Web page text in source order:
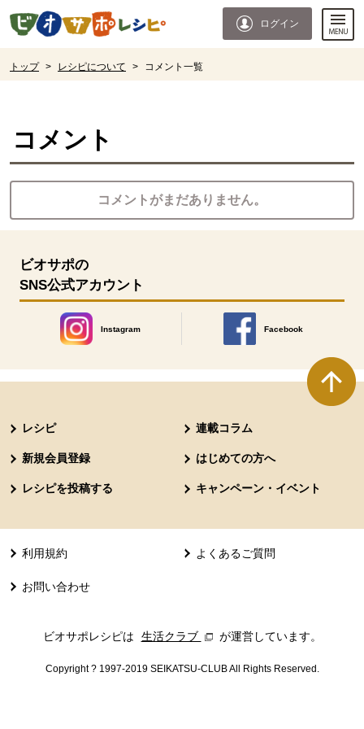
ページの先頭です。
ログイン
トップ > レシピについて > コメント一覧
コメント
コメントがまだありません。
ビオサポの
SNS公式アカウント
Instagram
別のウィンドウで開きます。
Facebook
別のウィンドウで開きます
レシピ 連載コラム
新規会員登録 はじめての方へ
レシピを投稿する キャンペーン・イベント
利用規約 よくあるご質問
お問い合わせ
ビオサポレシピは 生活クラブ 別のウィンドウで開きます。
が運営しています。
Copyright ? 1997-2019 SEIKATSU-CLUB All Rights Reserved.